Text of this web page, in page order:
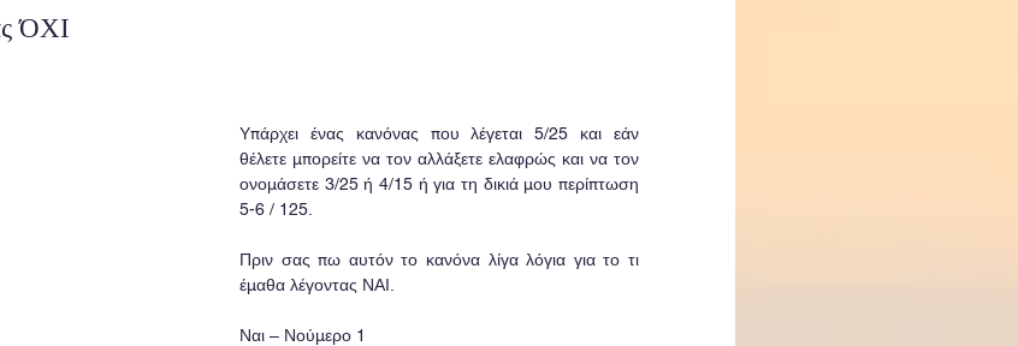
ΌΧΙ
Υπάρχει ένας κανόνας που λέγεται 5/25 και εάν
θέλετε μπορείτε να τον αλλάξετε ελαφρώς και να τον
ονομάσετε 3/25 ή 4/15 ή για τη δικιά μου περίπτωση
5-6 / 125.
Πριν σας πω αυτόν το κανόνα λίγα λόγια για το τι
έμαθα λέγοντας ΝΑΙ.
Ναι – Νούμερο 1